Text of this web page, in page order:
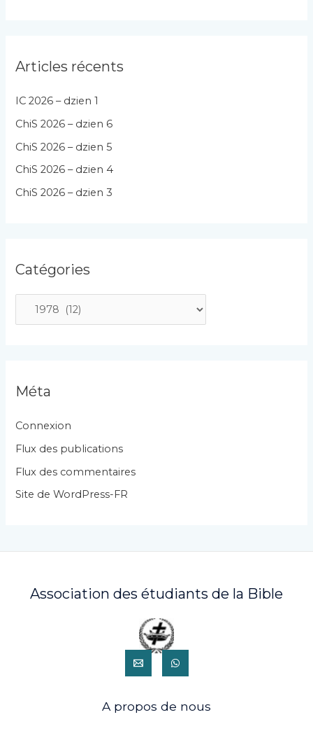
Articles récents
IC 2026 – dzien 1
ChiS 2026 – dzien 6
ChiS 2026 – dzien 5
ChiS 2026 – dzien 4
ChiS 2026 – dzien 3
Catégories
a
g
r
i
e
Méta
Connexion
Flux des publications
Flux des commentaires
Site de WordPress-FR
Association des étudiants de la Bible
A propos de nous